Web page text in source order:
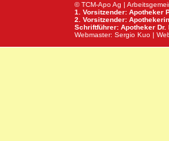
© TCM-Apo Ag |
1. Vorsitzender: Apotheker
2. Vorsitzender:
Schriftführer: Apotheker Dr.
Webmaster: Sergio Kuo |